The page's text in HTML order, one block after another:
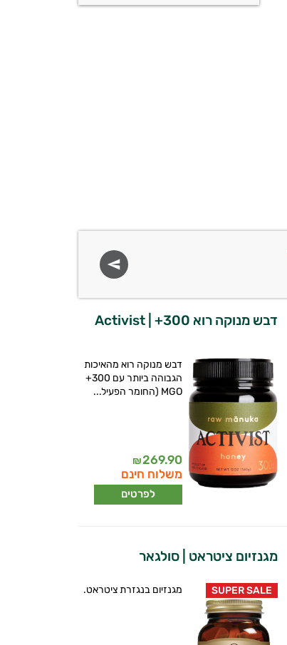
דבש מנוקה רוא 300+ | Activist
דבש מנוקה רוא מהאיכות
הגבוהה ביותר עם 300+
MGO (החומר הפעיל...
269.90
₪
משלוח חינם
לפרטים
מגנזיום ציטראט | סולגאר
SUPER SALE מגנזיום בנגזרת ציטראט.